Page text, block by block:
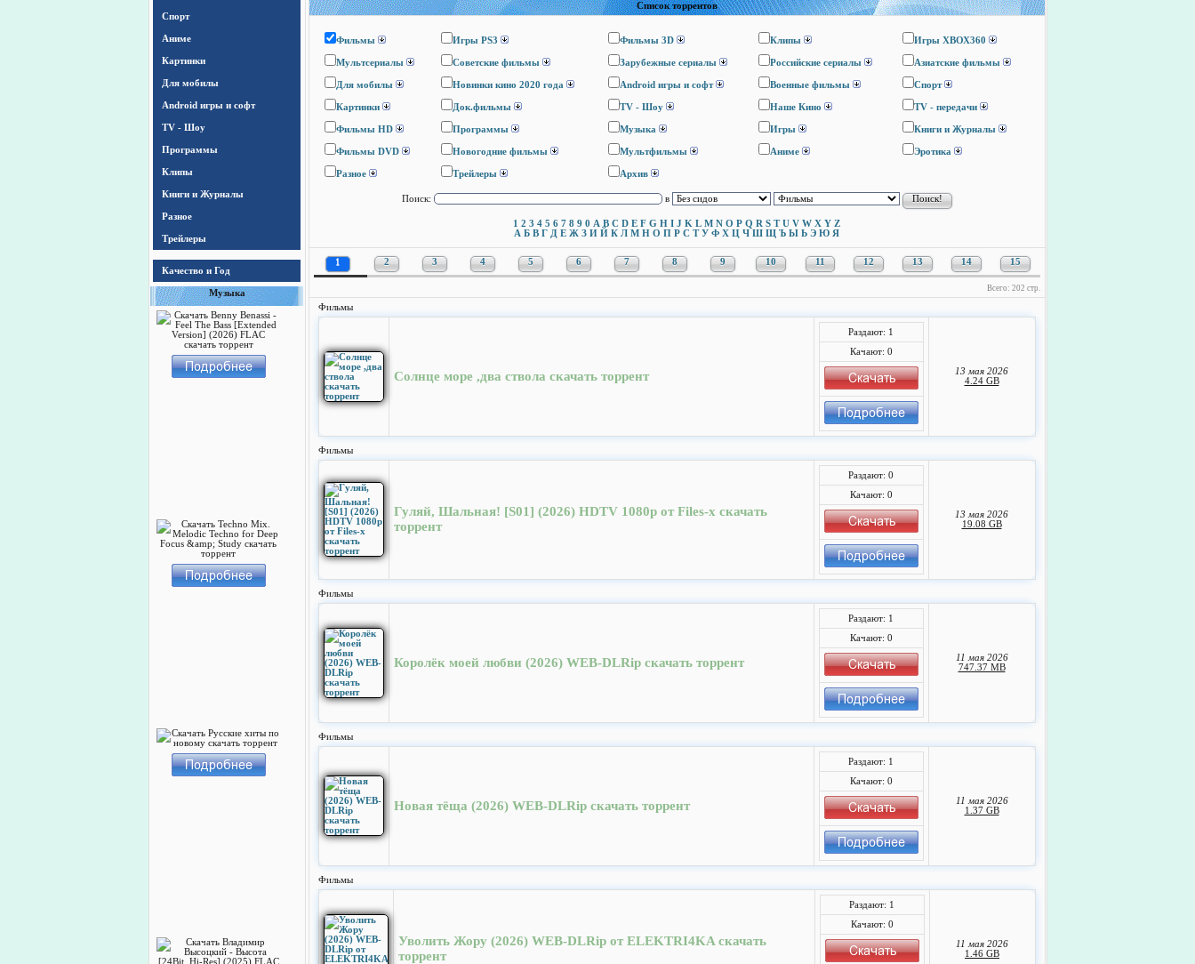
Спорт
Аниме
Картинки
Для мобилы
Android игры и софт
TV - Шоу
Программы
Клипы
Книги и Журналы
Разное
Трейлеры
Качество и Год
Музыка
Список торрентов
Фильмы Игры PS3 Фильмы 3D Клипы Игры ХВОХ360
Мультсериалы Cоветские фильмы Зарубежные сериалы Российские сериалы Азиатские фильмы
Для мобилы Новинки кино 2020 года Android игры и софт Военные фильмы Спорт
Картинки Док.фильмы TV - Шоу Наше Кино TV - передачи
Фильмы HD Программы Музыка Игры Книги и Журналы
Фильмы DVD Новогодние фильмы Мультфильмы Аниме Эротика
Разное Трейлеры Архив
Поиск: в
1 2 3 4 5 6 7 8 9 0 A B C D E F G H I J K L M N O P Q R S T U V W X Y Z
А Б В Г Д Е Ж З И Й К Л М Н О П Р С Т У Ф Х Ц Ч Ш Щ Ъ Ы Ь Э Ю Я
1 2 3 4 5 6 7 8 9 10 11 12 13 14 15
Всего: 202 стр.
Фильмы
Солнце море ,два ствола скачать торрент
Раздают: 1
Качают: 0
13 мая 2026
4.24 GB
Фильмы
Гуляй, Шальная! [S01] (2026) HDTV 1080р от Files-x скачать
торрент
Раздают: 0
Качают: 0
13 мая 2026
19.08 GB
Фильмы
Королёк моей любви (2026) WEB-DLRip скачать торрент
Раздают: 1
Качают: 0
11 мая 2026
747.37 MB
Фильмы
Новая тёща (2026) WEB-DLRip скачать торрент
Раздают: 1
Качают: 0
11 мая 2026
1.37 GB
Фильмы
Уволить Жору (2026) WEB-DLRip от ELEKTRI4KA скачать
торрент
Раздают: 1
Качают: 0
11 мая 2026
1.46 GB